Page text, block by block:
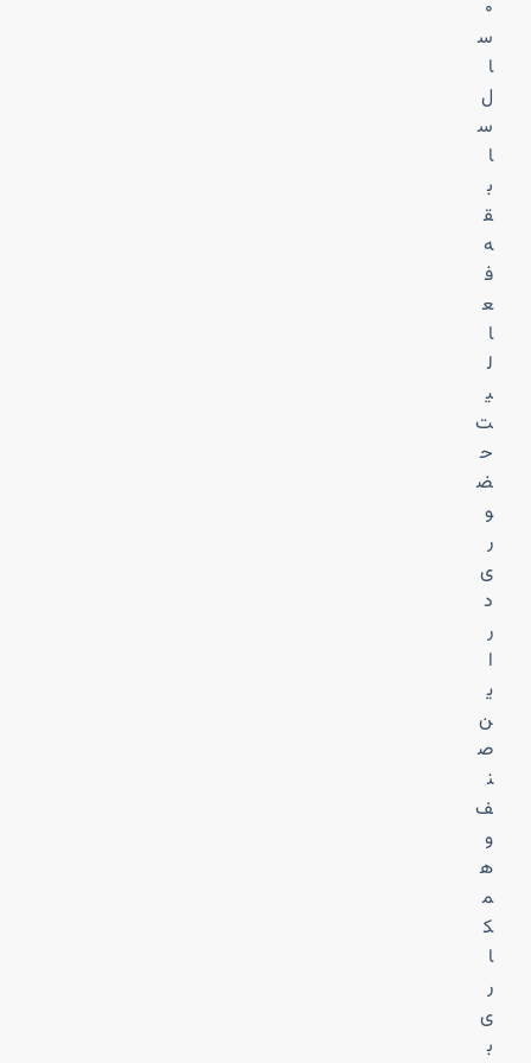
۰
س
ا
ل
س
ا
ب
ق
ه
ف
ع
ا
ل
ی
ت
ح
ض
و
ر
ی
د
ر
ا
ی
ن
ص
ن
ف
و
ه
م
ک
ا
ر
ی
ب